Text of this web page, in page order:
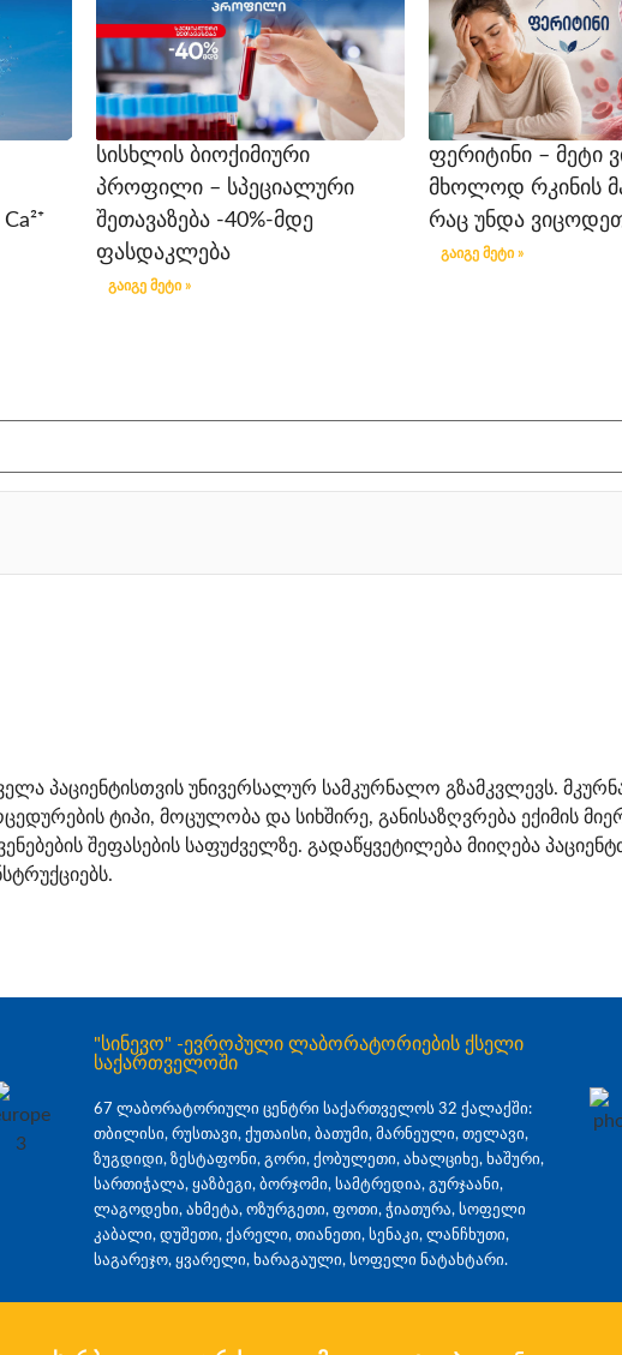
სისხლის ბიოქიმიური
პროფილი – სპეციალური
შეთავაზება -40%-მდე
ფასდაკლება
გაიგე მეტი »
ფერიტინი – მეტი
მხოლოდ რკინის
რაც უნდა
გაიგე მეტი »
პაციენტისთვის უნივერსალურ სამკურნალო გზამკვლევს.
ტიპი, მოცულობა და სიხშირე, განისაზღვრება ექიმის
შეფასების საფუძველზე. გადაწყვეტილება მიიღება
"სინევო" -ევროპული ლაბორატორიების ქსელი
საქართველოში
67 ლაბორატორიული ცენტრი საქართველოს 32 ქალაქში:
თბილისი, რუსთავი, ქუთაისი, ბათუმი, მარნეული, თელავი,
ზუგდიდი, ზესტაფონი, გორი, ქობულეთი, ახალციხე, ხაშური,
სართიჭალა, ყაზბეგი, ბორჯომი, სამტრედია, გურჯაანი,
ლაგოდეხი, ახმეტა, ოზურგეთი, ფოთი, ჭიათურა, სოფელი
კაბალი, დუშეთი, ქარელი, თიანეთი, სენაკი, ლანჩხუთი,
საგარეჯო, ყვარელი, ხარაგაული, სოფელი ნატახტარი.